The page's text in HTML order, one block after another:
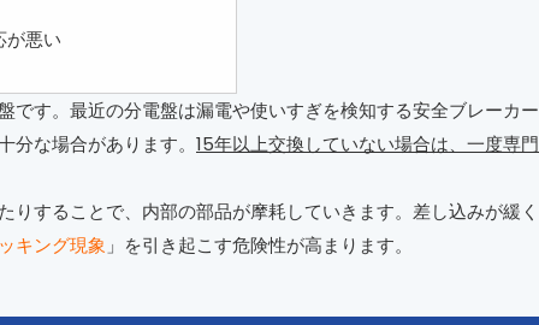
が悪い
す。最近の分電盤は漏電や使いすぎを検知する安全ブレーカ
な場合があります。 15年以上交換していない場合は、一度専
することで、内部の部品が摩耗していきます。差し込みが緩
キング現象 」を引き起こす危険性が高まります。